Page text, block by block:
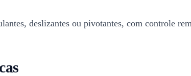
deslizantes ou pivotantes, com controle